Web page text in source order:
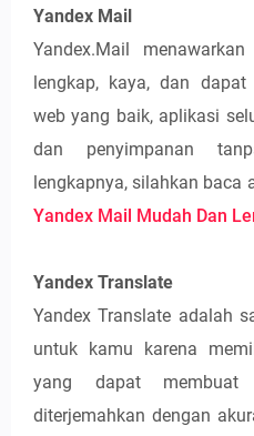
Yandex Mail
Yandex.Mail
lengkap, kaya, dan
web yang baik, aplikasi
dan penyimpanan
lengkapnya, silahkan baca
Yandex Mail Mudah Dan
Yandex Translate
Yandex Translate adalah
untuk kamu karena
yang dapat membuat
diterjemahkan dengan